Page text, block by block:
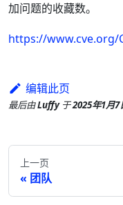
加问题的收藏数。
https://www.cve.org/
编辑此页
最后由Luffy 于2025年1月7
上一页
团队